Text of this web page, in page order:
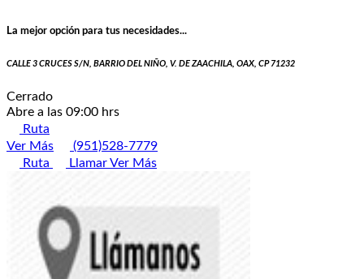
La mejor opción para tus necesidades...
CALLE 3 CRUCES S/N, BARRIO DEL NIÑO, V. DE ZAACHILA, OAX, CP 71232
Cerrado
Abre a las 09:00 hrs
Ruta
Ver Más
(951)528-7779
Ruta
LlamarVer Más